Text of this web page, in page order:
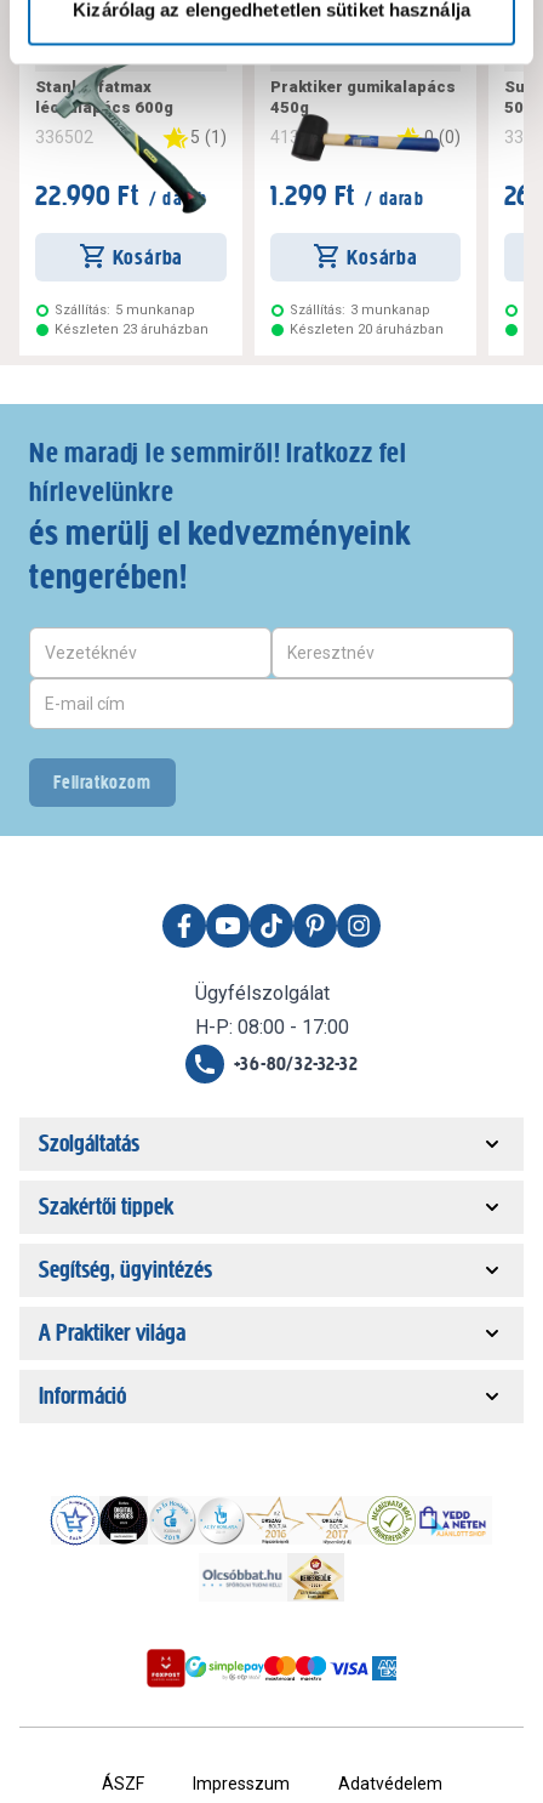
Kizárólag az elengedhetetlen sütiket használja
Stanley fatmax
léckalapács 600g
336502 5 (1)
22.990 Ft / darab
Kosárba
Szállítás: 5 munkanap
Készleten 23 áruházban
Praktiker gumikalapács
450g
413354 0 (0)
1.299 Ft / darab
Kosárba
Szállítás: 3 munkanap
Készleten 20 áruházban
Suki
Ne maradj le semmiről! Iratkozz fel
hírlevelünkre
és merülj el kedvezményeink
tengerében!
Feliratkozom
Ügyfélszolgálat
H-P: 08:00 - 17:00
+36-80/32-32-32
Szolgáltatás
Szakértői tippek
Segítség, ügyintézés
A Praktiker világa
Információ
ÁSZF Impresszum Adatvédelem